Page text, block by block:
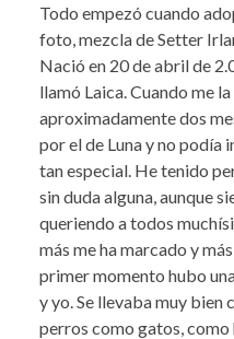
Todo empezó cuando
foto, mezcla de Setter
Nació en 20 de abril de
llamó Laica. Cuando me
aproximadamente dos
por el de Luna y no podía
tan especial. He tenido
sin duda alguna, aunque
queriendo a todos
más me ha marcado y
primer momento hubo
y yo. Se llevaba muy bien
perros como gatos, como